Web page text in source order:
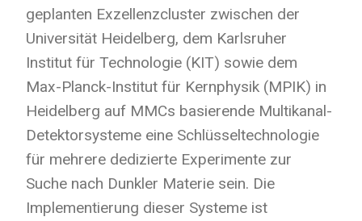
geplanten Exzellenzcluster zwischen der
Universität Heidelberg, dem Karlsruher
Institut für Technologie (KIT) sowie dem
Max-Planck-Institut für Kernphysik (MPIK) in
Heidelberg auf MMCs basierende Multikanal-
Detektorsysteme eine Schlüsseltechnologie
für mehrere dedizierte Experimente zur
Suche nach Dunkler Materie sein. Die
Implementierung dieser Systeme ist